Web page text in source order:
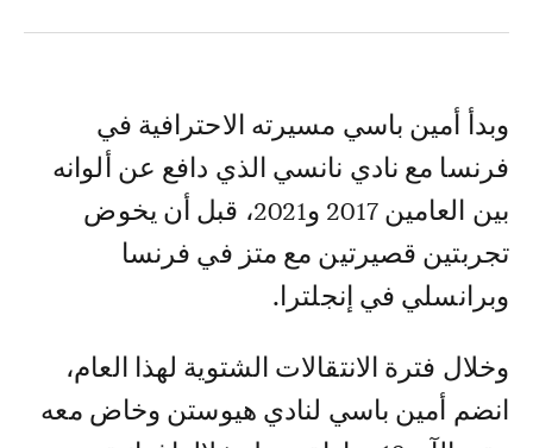
وبدأ أمين باسي مسيرته الاحترافية في
فرنسا مع نادي نانسي الذي دافع عن ألوانه
بين العامين 2017 و2021، قبل أن يخوض
تجربتين قصيرتين مع متز في فرنسا
وبرانسلي في إنجلترا.
وخلال فترة الانتقالات الشتوية لهذا العام،
انضم أمين باسي لنادي هيوستن وخاض معه